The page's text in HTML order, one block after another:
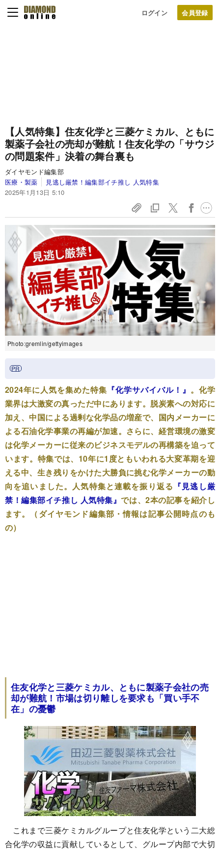
ログイン
【人気特集】住友化学と三菱ケミカル、ともに
製薬子会社の売却が難航！住友化学の「サウジ
の問題案件」決着の舞台裏も
ダイヤモンド編集部
医療・製薬
見逃し厳禁！編集部イチ推し 人気特集
2025年1月13日 5:10
Photo:gremlin/gettyimages
2024年に人気を集めた特集 『化学サバイバル！』 。化学
業界は大激変の真っただ中にあります。脱炭素への対応に
加え、中国による過剰な化学品の増産で、国内メーカーに
よる石油化学事業の再編が加速。さらに、経営環境の激変
は化学メーカーに従来のビジネスモデルの再構築を迫って
います。特集では、10年に1度ともいわれる大変革期を迎
える中、生き残りをかけた大勝負に挑む化学メーカーの動
向を追いました。人気特集と連載を振り返る 『見逃し厳
禁！編集部イチ推し 人気特集』では、2本の記事を紹介し
ます。（ダイヤモンド編集部・情報は記事公開時点のも
の）
住友化学と三菱ケミカル、ともに製薬子会社の売
却が難航！市場は切り離しを要求も「買い手不
在」の憂鬱
これまで三菱ケミカルグループと住友化学という二大総
合化学の収益に貢献しているとして、グループ内部で大切